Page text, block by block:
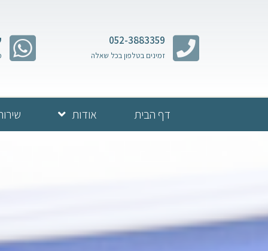
052-3883359
זמינים בטלפון בכל שאלה
דף הבית אודות